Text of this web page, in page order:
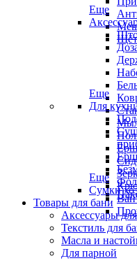
Еще
Еще
Для
Еще
Сумки
Товары для бани
Аксессуары
Текстиль для
Масла и
Для парной